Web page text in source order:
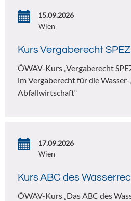
15.09.2026
Wien
Kurs Vergaberecht
ÖWAV-Kurs „Vergaberecht
im Vergaberecht für die
Abfallwirtschaft“
17.09.2026
Wien
Kurs ABC des
ÖWAV-Kurs „Das ABC des